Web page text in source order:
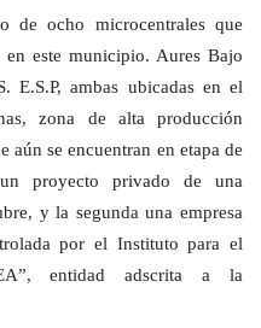
de ocho microcentrales que
este municipio. Aures Bajo
E.S.P, ambas ubicadas en el
zona de alta producción
aún se encuentran en etapa de
proyecto privado de una
y la segunda una empresa
por el Instituto para el
entidad adscrita a la